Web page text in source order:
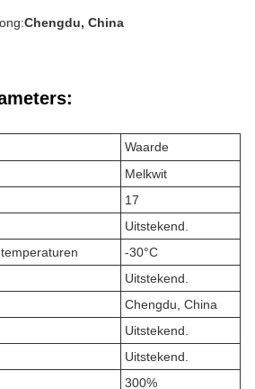
Chengdu, China
Waarde
Melkwit
17
Uitstekend.
-30°C
Uitstekend.
Chengdu, China
Uitstekend.
Uitstekend.
300%